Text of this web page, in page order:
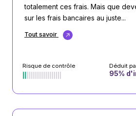
totalement ces frais. Mais que
sur les frais bancaires au juste...
Tout savoir
Risque de contrôle Déduit
95%